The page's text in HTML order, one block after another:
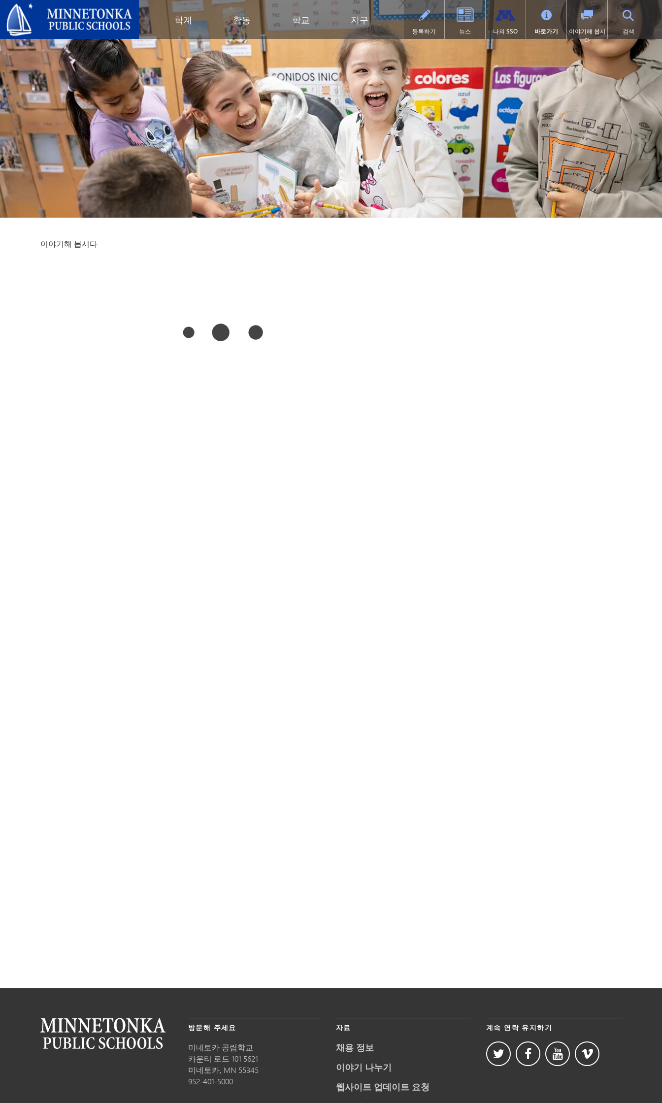
미네토카 공립학교
학계
지역 프로그램
심화 학습
컴퓨터 과학 및 코딩
디지털 헬스 & 웰니스
언어 몰입 교육
음악 설정
네비게이터 프로그램
올베우스(OLWEUS) 학교 폭력 예
방
톤카 온라인
유아기
영유아 건강 검진
유아기 가족 교육(ECFE)
유아 특수교육 (ECSE)
주니어 익스플로러 어린이집
미네토카 유치원
초등부 (유치원~5학년)
교육 과정
초등학생용 웹 링크
초등학교 미술 교육
몰입형 교육 과정 (유치원~5학년)
Kindergarten at Minnetonka
문해력 증진 계획
고등학교 (9~12학년)
학술적 수상 내역
대학 선이수 과정(AP)
캡스톤
미술
졸업 요건
국제 바칼로레아(IB)
국제학
언어 몰입 교육 (9~12학년)
미네토카 연구소
주요 분야: 항공, 자동차, 건설
프로젝트 리드 더 웨이
선장 일지 | MHS 과정 안내서
톤카 온라인 (보충 자료)
중학교 (6~8학년)
학술적 수상 내역
강좌 안내
언어 몰입 교육 (6~8학년)
활동
전 학군
우수성 기념 행사
봉사 기념 행사
지역사회 교육
목표를 가진 육아
‘더 푸른 미래를 위한’ 재사용 및 재
활용 행사
톤카가 제공합니다
초등학교
지역 합창단
톤카 과외
청소년 역량 강화
청소년 여가 활동
중학교
활동 - MMW
고등학교 활동
동아리 및 특별 활동
문의하기
미네토카 합창단(새 창/탭에서 열림)
미네토카 밴드
(새 창/탭에서 열림)
미네토카 오케스트라(새 창/탭에서 열림)
미네토카 극장(새 창/탭에서 열림)
등록(새 창/탭에서 열림)
학생회
시설
자주 묻는 질문
연락처
등록(새 창/탭에서 열림)
스포츠
스포츠 소식
티켓
학교
지역사회 교육
미네토카 유치원 및 ECFE
탐험가 (보육)
청소년
성인 프로그램
행사
초등학교
클리어 스프링스 초등학교
딥헤이븐 초등학교
엑셀시어 초등학교
그로브랜드 초등학교
미네와슈타 초등학교
스케닉 하이츠 초등학교
중학교
동부 중학교
웨스트 중학교
고등학교
미네토카 고등학교
전환 교육
SAIL 전환 프로그램
이러닝
톤카 온라인
지구
리더십
연차 보고서
학군 정책
교육위원회
교육감
미네토카 학군 소개
지역 지도(새 창/탭에서 열림)
사명, 신념 및 비전
학부모 및 학생 안내서
자랑스러운 점
직원 명단
부서
예산 및 재무
입찰 및 제안서 모집
커뮤니케이션
시설 이용 및 대관
인사
영양 서비스
재학생 및 일반 모집
안전 및 보안
교육과 학습
기술
평가 및 검정
교통
파트너
후원회
사례
다이아몬드 클럽
(새 창/탭에서 열림)
가족 협력 프로그램
미네토카 동창회
미네토카 재단
스키퍼스 후원회
톤카 CARES
톤카 프라이드
프로그램
1:1 아이패드 정보
제504조
학교 폭력 예방
디지털 헬스 & 웰니스
영어 학습자 (EL)
보건 서비스
집에 갇힌
맥키니-벤토 지원 대상 학생
미네톤카 아메리칸 인디언 교육
프로그램
특수 교육
제1장
제9조
등록하기 뉴스 나의 SSO 바로가기
이야기해 봅시
다
검색
이야기해 봅시다
방문해 주세요
미네토카 공립학교
카운티 로드 101 5621
미네토카, MN 55345
952-401-5000
자료
채용 정보
이야기 나누기
웹사이트 업데이트 요청
계속 연락 유지하기